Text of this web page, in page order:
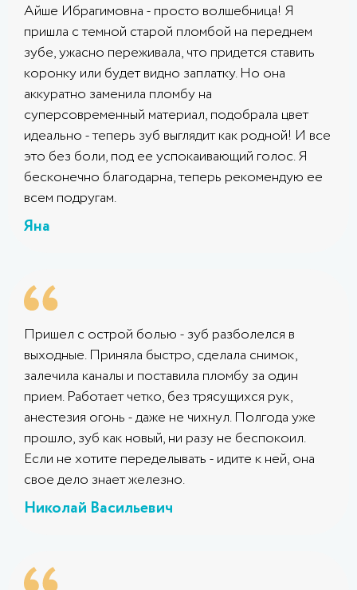
Айше Ибрагимовна - просто волшебница! Я
пришла с темной старой пломбой на переднем
зубе, ужасно переживала, что придется ставить
коронку или будет видно заплатку. Но она
аккуратно заменила пломбу на
суперсовременный материал, подобрала цвет
идеально - теперь зуб выглядит как родной! И все
это без боли, под ее успокаивающий голос. Я
бесконечно благодарна, теперь рекомендую ее
всем подругам.
Яна
Пришел с острой болью - зуб разболелся в
выходные. Приняла быстро, сделала снимок,
залечила каналы и поставила пломбу за один
прием. Работает четко, без трясущихся рук,
анестезия огонь - даже не чихнул. Полгода уже
прошло, зуб как новый, ни разу не беспокоил.
Если не хотите переделывать - идите к ней, она
свое дело знает железно.
Николай Васильевич